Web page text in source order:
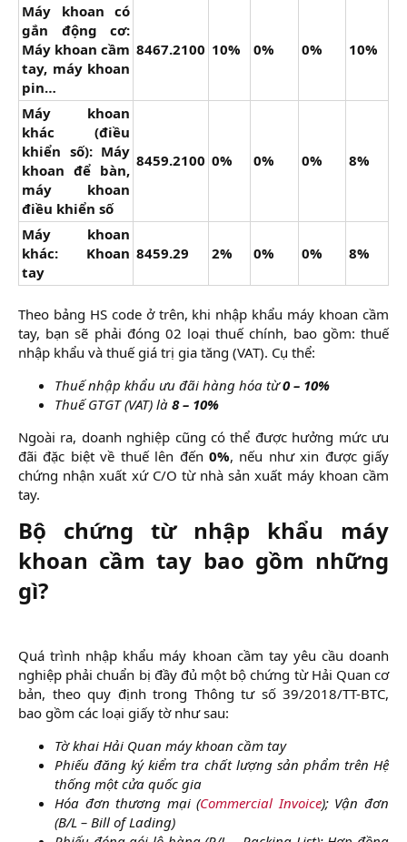
Máy khoan có
gắn động cơ:
Máy khoan cầm
tay, máy khoan
pin…
8467.2100 10% 0% 0% 10%
Máy khoan
khác (điều
khiển số): Máy
khoan để bàn,
máy khoan
điều khiển số
8459.2100 0% 0% 0% 8%
Máy khoan
khác: Khoan
tay
8459.29 2% 0% 0% 8%
Theo bảng HS code ở trên, khi nhập khẩu máy khoan cầm
tay, bạn sẽ phải đóng 02 loại thuế chính, bao gồm: thuế
nhập khẩu và thuế giá trị gia tăng (VAT). Cụ thể:​
Thuế nhập khẩu ưu đãi hàng hóa từ0 – 10%
Thuế GTGT (VAT) là 8 – 10%
Ngoài ra, doanh nghiệp cũng có thể được hưởng mức ưu
đãi đặc biệt về thuế lên đến 0%, nếu như xin được giấy
chứng nhận xuất xứ C/O từ nhà sản xuất máy khoan cầm
tay.​
Bộ chứng từ nhập khẩu máy
khoan cầm tay bao gồm những
gì?​
Quá trình nhập khẩu máy khoan cầm tay yêu cầu doanh
nghiệp phải chuẩn bị đầy đủ một bộ chứng từ Hải Quan cơ
bản, theo quy định trong Thông tư số 39/2018/TT-BTC,
bao gồm các loại giấy tờ như sau:​
Tờ khai Hải Quan máy khoan cầm tay
Phiếu đăng ký kiểm tra chất lượng sản phẩm trên Hệ
thống một cửa quốc gia
Hóa đơn thương mại (Commercial Invoice); Vận đơn
(B/L – Bill of Lading)